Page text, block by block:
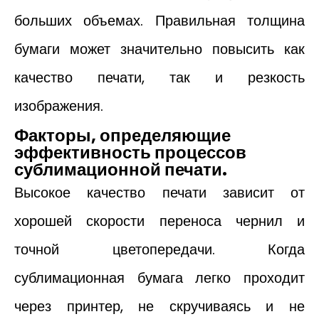
больших объемах. Правильная толщина
бумаги может значительно повысить как
качество печати, так и резкость
изображения.
Факторы, определяющие
эффективность процессов
сублимационной печати.
Высокое качество печати зависит от
хорошей скорости переноса чернил и
точной цветопередачи. Когда
сублимационная бумага легко проходит
через принтер, не скручиваясь и не